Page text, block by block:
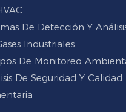
De Detección Y
Industriales
De Monitoreo
De Seguridad Y Calidad